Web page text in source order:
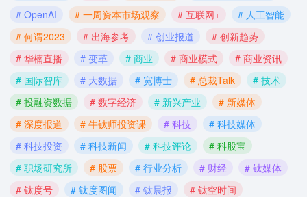
# OpenAI
# 一周资本市场观察 # 互联网+
# 人工智能
# 何谓2023
# 出海参考 # 创业报道
# 创新趋势
# 华楠直播
# 变革 # 商业 # 商业模式
# 商业资讯
# 国际智库
# 大数据 # 宽博士 # 总裁Talk
# 技术
# 投融资数据
# 数字经济 # 新兴产业
# 新媒体
# 深度报道
# 牛钛师投资课 # 科技
# 科技媒体
# 科技投资
# 科技新闻 # 科技评论
# 科股宝
# 职场研究所
# 股票 # 行业分析 # 财经
# 钛媒体
# 钛度号
# 钛度图闻 # 钛晨报 # 钛空时间